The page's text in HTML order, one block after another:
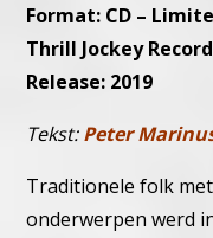
Format: CD – L
Thrill Jockey
Release: 2019
Tekst:Peter
Traditionele folk
onderwerpen werd